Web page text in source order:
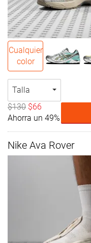
Cualquier
color
Talla
$130 $66
Ahorra un 49%
Nike Ava Rover